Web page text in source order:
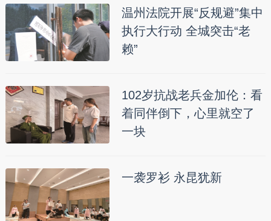
温州法院开展“反规避”集中
执行大行动 全城突击“老
赖”
102岁抗战老兵金加伦：看
着同伴倒下，心里就空了
一块
一袭罗衫 永昆犹新